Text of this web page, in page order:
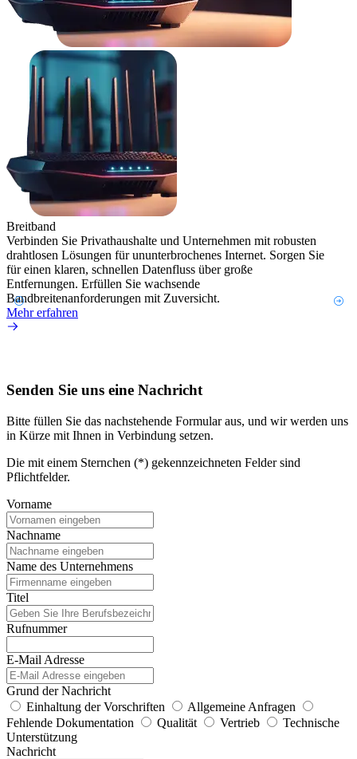
Breitband
Verbinden Sie Privathaushalte und Unternehmen mit robusten
drahtlosen Lösungen für ununterbrochenes Internet. Sorgen Sie
für einen klaren, schnellen Datenfluss über große
Entfernungen. Erfüllen Sie wachsende
Bandbreitenanforderungen mit Zuversicht.
Mehr erfahren
Senden Sie uns eine Nachricht
Bitte füllen Sie das nachstehende Formular aus, und wir werden uns
in Kürze mit Ihnen in Verbindung setzen.
Die mit einem Sternchen (*) gekennzeichneten Felder sind
Pflichtfelder.
Vorname
Nachname
Name des Unternehmens
Titel
Rufnummer
E-Mail Adresse
Grund der Nachricht
Einhaltung der Vorschriften
Allgemeine Anfragen
Fehlende Dokumentation
Qualität Vertrieb
Technische
Unterstützung
Nachricht